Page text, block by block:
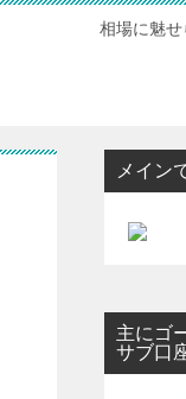
相場に魅
メイン
主にゴ
サブ口